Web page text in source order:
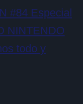
#84 Especial
NINTENDO
todo y